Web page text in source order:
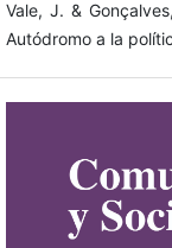
Vale, J. &
Autódromo a la